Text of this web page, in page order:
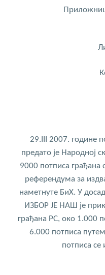
29.III 2007. године
предато је Народној
9000 потписа грађана
референдума за
наметнуте БиХ. У
ИЗБОР ЈЕ НАШ је
грађана РС, око 1.000
6.000 потписа
потписа